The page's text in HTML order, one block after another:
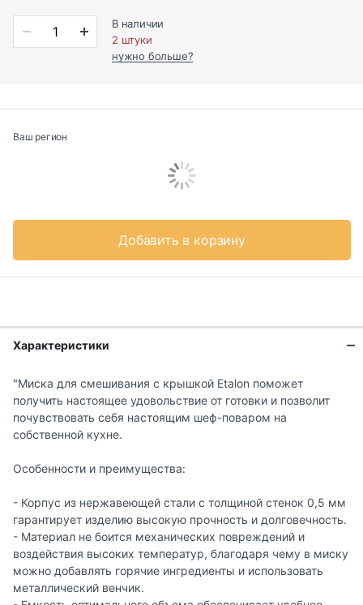
В наличии
2 штуки
нужно больше?
Ваш регион
Добавить в корзину
Характеристики
"Миска для смешивания с крышкой Etalon поможет
получить настоящее удовольствие от готовки и позволит
почувствовать себя настоящим шеф-поваром на
собственной кухне.
Особенности и преимущества:
- Корпус из нержавеющей стали с толщиной стенок 0,5 мм
гарантирует изделию высокую прочность и долговечность.
- Материал не боится механических повреждений и
воздействия высоких температур, благодаря чему в миску
можно добавлять горячие ингредиенты и использовать
металлический венчик.